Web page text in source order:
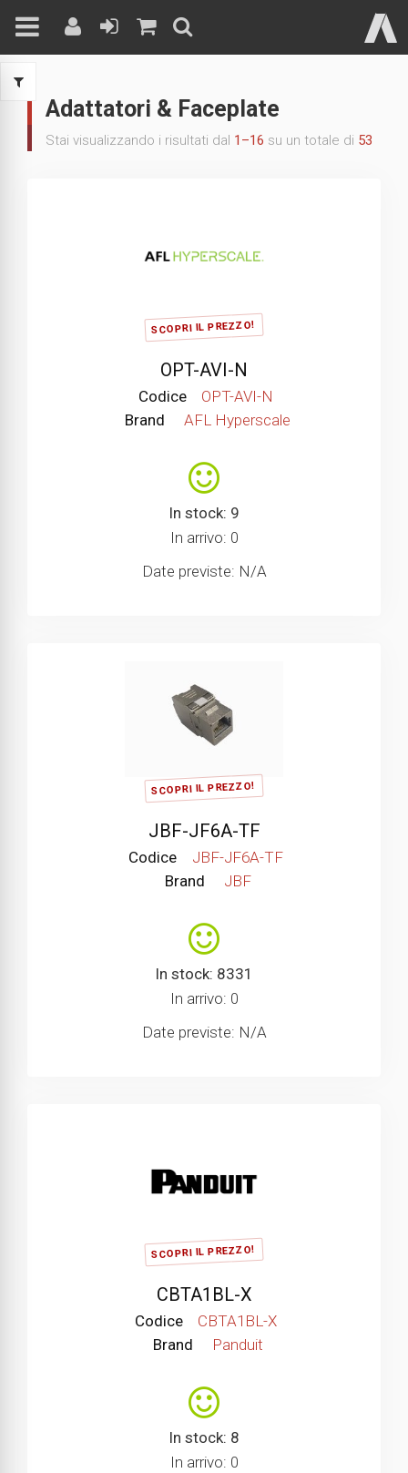
content
Adattatori & Faceplate
Stai visualizzando i risultati dal 1–16 su un totale di 53
SCOPRI IL PREZZO!
OPT-AVI-N
Codice
OPT-AVI-N
Brand
AFL Hyperscale
In stock: 9
In arrivo: 0
Date previste: N/A
SCOPRI IL PREZZO!
JBF-JF6A-TF
Codice
JBF-JF6A-TF
Brand
JBF
In stock: 8331
In arrivo: 0
Date previste: N/A
SCOPRI IL PREZZO!
CBTA1BL-X
Codice
CBTA1BL-X
Brand
Panduit
In stock: 8
In arrivo: 0